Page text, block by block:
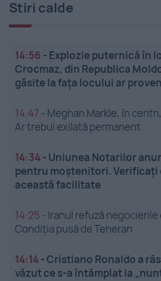
Stiri calde
14:56 - Explozie puternică în
Crocmaz, din Republica
găsite la fața locului ar
14:47 - Meghan Markle, în
Ar trebui exilată permanent
14:34- Uniunea Notarilor
pentru moștenitori. Verificați
această facilitate
14:25 - Iranul refuză negocierile
Condiția pusă de Teheran
14:14-Cristiano Ronaldo a
văzut ce s-a întâmplat la